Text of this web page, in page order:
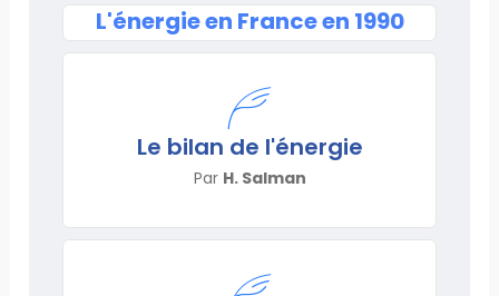
L'énergie en France en 1990
Le bilan de l'énergie
Par H. Salman